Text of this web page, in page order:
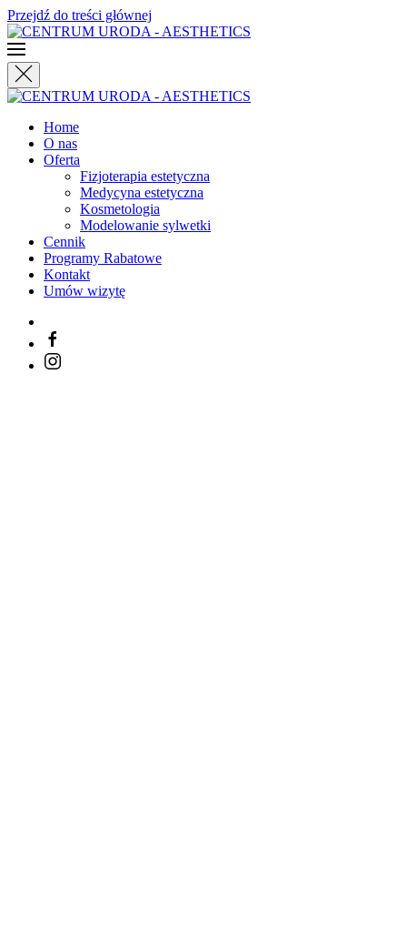
Przejdź do treści głównej
Home
O nas
Oferta
Fizjoterapia estetyczna
Medycyna estetyczna
Kosmetologia
Modelowanie sylwetki
Cennik
Programy Rabatowe
Kontakt
Umów wizytę